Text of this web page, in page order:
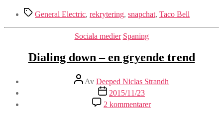
Etiketter
General Electric, rekrytering, snapchat, Taco Bell
Kategorier
Sociala medier Spaning
Dialing down – en gryende trend
Inläggsförfattare
Av Deeped Niclas Strandh
Inläggsdatum
2015/11/23
2 kommentarertill
Dialing